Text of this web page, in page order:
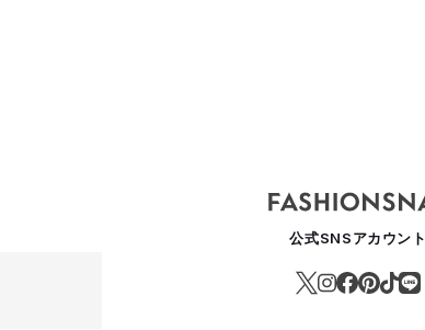
公式SNSアカウント